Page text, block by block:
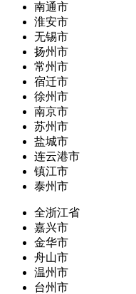
南通市
淮安市
无锡市
扬州市
常州市
宿迁市
徐州市
南京市
苏州市
盐城市
连云港市
镇江市
泰州市
全浙江省
嘉兴市
金华市
舟山市
温州市
台州市